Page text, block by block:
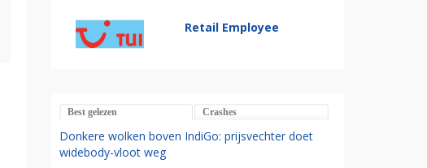
Retail Employee
Best gelezen Crashes
Donkere wolken boven IndiGo: prijsvechter doet
widebody-vloot weg